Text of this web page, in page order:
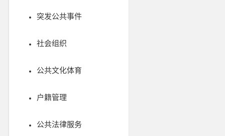
突发公共事件
社会组织
公共文化体育
户籍管理
公共法律服务